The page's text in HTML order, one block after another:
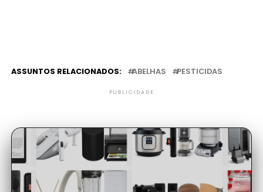
ASSUNTOS RELACIONADOS: ABELHAS PESTICIDAS
PUBLICIDADE